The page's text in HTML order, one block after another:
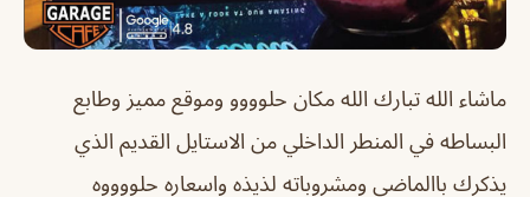
ماشاء الله تبارك الله مكان حلوووو وموقع مميز وطابع
البساطه في المنطر الداخلي من الاستايل القديم الذي
يذكرك باالماضي ومشروباته لذيذه واسعاره حلووووه